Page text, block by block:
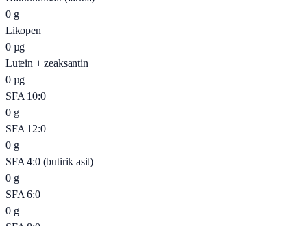
0 g
Likopen
0 µg
Lutein + zeaksantin
0 µg
SFA 10:0
0 g
SFA 12:0
0 g
SFA 4:0 (butirik asit)
0 g
SFA 6:0
0 g